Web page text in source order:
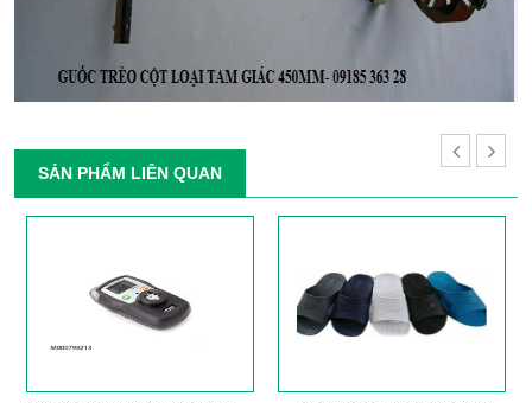
SẢN PHẨM LIÊN QUAN